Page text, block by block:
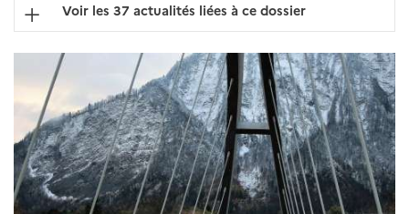
Voir les 37 actualités liées à ce dossier